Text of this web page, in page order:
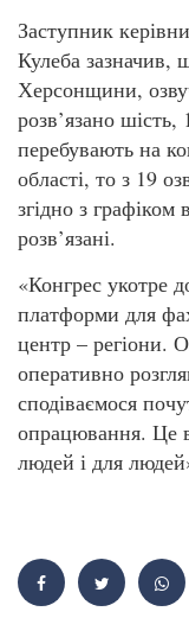
Заступник
Кулеба зазначив,
Херсонщини,
розв’язано
перебувають на
області, то з 19
згідно з
розв’язані.
«Конгрес укотре
платформи для
центр – регіони.
оперативно
сподіваємося
опрацювання. Це
людей і для